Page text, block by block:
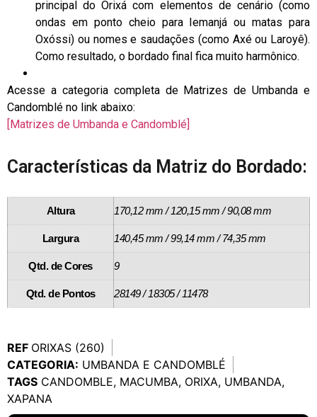
principal do Orixá com elementos de cenário (como
ondas em ponto cheio para Iemanjá ou matas para
Oxóssi) ou nomes e saudações (como Axé ou Laroyê).
Como resultado, o bordado final fica muito harmônico.
Acesse a categoria completa de Matrizes de Umbanda e
Candomblé no link abaixo:
[Matrizes de Umbanda e Candomblé]
Características da Matriz do Bordado:
Altura 170,12 mm / 120,15 mm / 90,08 mm
Largura 140,45 mm / 99,14 mm / 74,35 mm
Qtd. de Cores 9
Qtd. de Pontos 28149 / 18305 / 11478
REF ORIXAS (260)
CATEGORIA: UMBANDA E CANDOMBLÉ
TAGS CANDOMBLE, MACUMBA, ORIXA, UMBANDA,
XAPANA